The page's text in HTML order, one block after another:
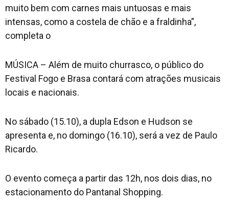
muito bem com carnes mais untuosas e mais
intensas, como a costela de chão e a fraldinha”,
completa o
MÚSICA – Além de muito churrasco, o público do
Festival Fogo e Brasa contará com atrações musicais
locais e nacionais.
No sábado (15.10), a dupla Edson e Hudson se
apresenta e, no domingo (16.10), será a vez de Paulo
Ricardo.
O evento começa a partir das 12h, nos dois dias, no
estacionamento do Pantanal Shopping.